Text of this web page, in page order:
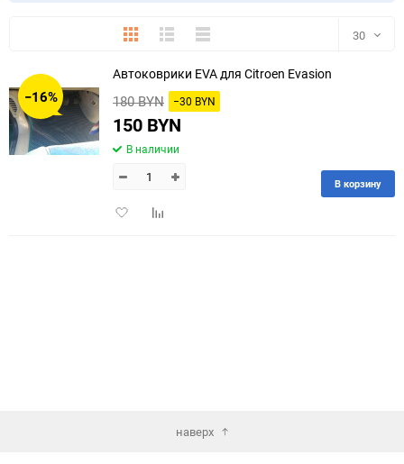
ПлиткаПодробноКомпактно 30
150
−16%
Автоковрики EVA для Citroen Evasion
180 BYN −30 BYN
150 BYN
В наличии
ДобавитьДобавить
В корзину
наверх